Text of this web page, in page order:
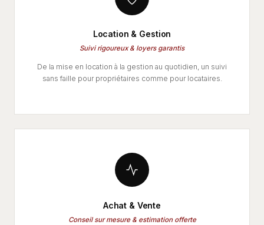
Location & Gestion
Suivi rigoureux & loyers garantis
De la mise en location à la gestion au quotidien, un suivi
sans faille pour propriétaires comme pour locataires.
Achat & Vente
Conseil sur mesure & estimation offerte